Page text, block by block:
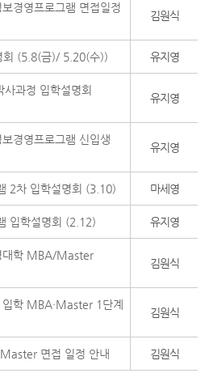
경영프로그램 면접일정
김원식
(5.8(금)/ 5.20(수)) 유지영
과정 입학설명회
유지영
경영프로그램 신입생
유지영
2차 입학설명회 (3.10) 마세영
입학설명회 (2.12) 유지영
대학 MBA/Master
김원식
학 MBA·Master 1단계
김원식
면접 일정 안내 김원식